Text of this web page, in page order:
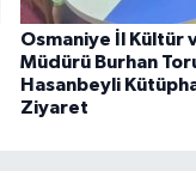
Osmaniye İl Kültür
Müdürü Burhan
Hasanbeyli
Ziyaret